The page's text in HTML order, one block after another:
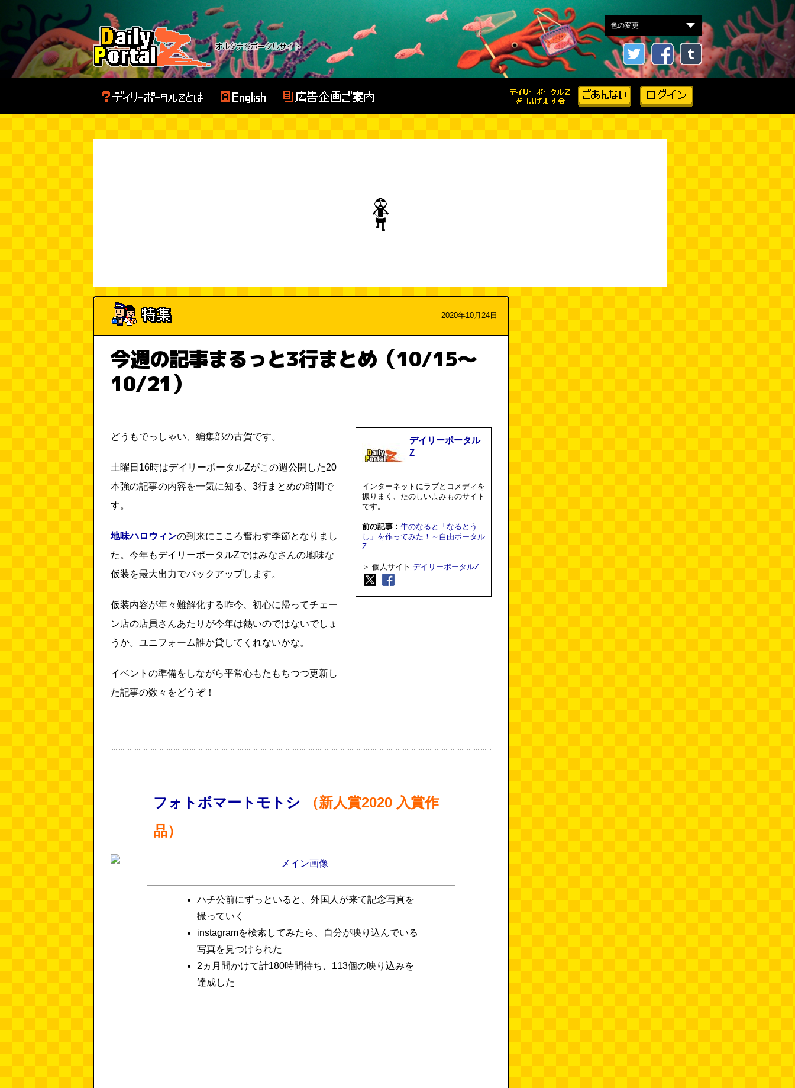
2020年10月24日
今週の記事まるっと3行まとめ（10/15～
10/21）
どうもでっしゃい、編集部の古賀です。
土曜日16時はデイリーポータルZがこの週公開した20
本強の記事の内容を一気に知る、3行まとめの時間で
す。
地味ハロウィンの到来にこころ奮わす季節となりまし
た。今年もデイリーポータルZではみなさんの地味な
仮装を最大出力でバックアップします。
仮装内容が年々難解化する昨今、初心に帰ってチェー
ン店の店員さんあたりが今年は熱いのではないでしょ
うか。ユニフォーム誰か貸してくれないかな。
イベントの準備をしながら平常心もたもちつつ更新し
た記事の数々をどうぞ！
デイリーポータル
Z
インターネットにラブとコメディを
振りまく、たのしいよみものサイト
です。
前の記事： 牛のなると「なるとう
し」を作ってみた！～自由ポータル
Z
＞ 個人サイト デイリーポータルZ
フォトボマートモトシ （新人賞2020 入賞作
品）
ハチ公前にずっといると、外国人が来て記念写真を
撮っていく
instagramを検索してみたら、自分が映り込んでいる
写真を見つけられた
2ヵ月間かけて計180時間待ち、113個の映り込みを
達成した